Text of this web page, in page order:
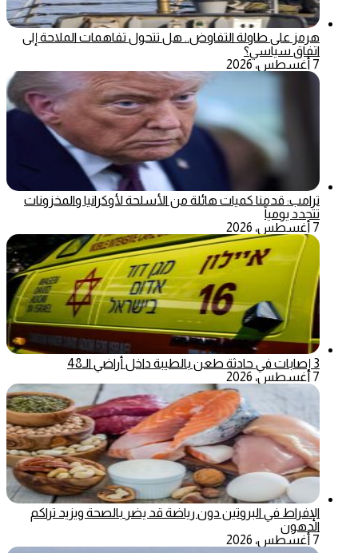
هرمز على طاولة التفاوض.. هل تتحول تفاهمات الملاحة إلى
اتفاق سياسي؟
7 أغسطس، 2026
ترامب: قدمنا كميات هائلة من الأسلحة لأوكرانيا والمخزونات
تتجدد يومياً
7 أغسطس، 2026
3 إصابات في حادثة طعن بالطيبة داخل أراضي الـ48
7 أغسطس، 2026
الإفراط في البروتين دون رياضة قد يضر بالصحة ويزيد تراكم
الدهون
7 أغسطس، 2026